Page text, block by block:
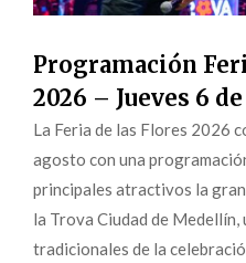
Programación
2026 – Jueves 6
La Feria de las Flores 2026
agosto con una
principales atractivos la
la Trova Ciudad de Medellín,
tradicionales de la